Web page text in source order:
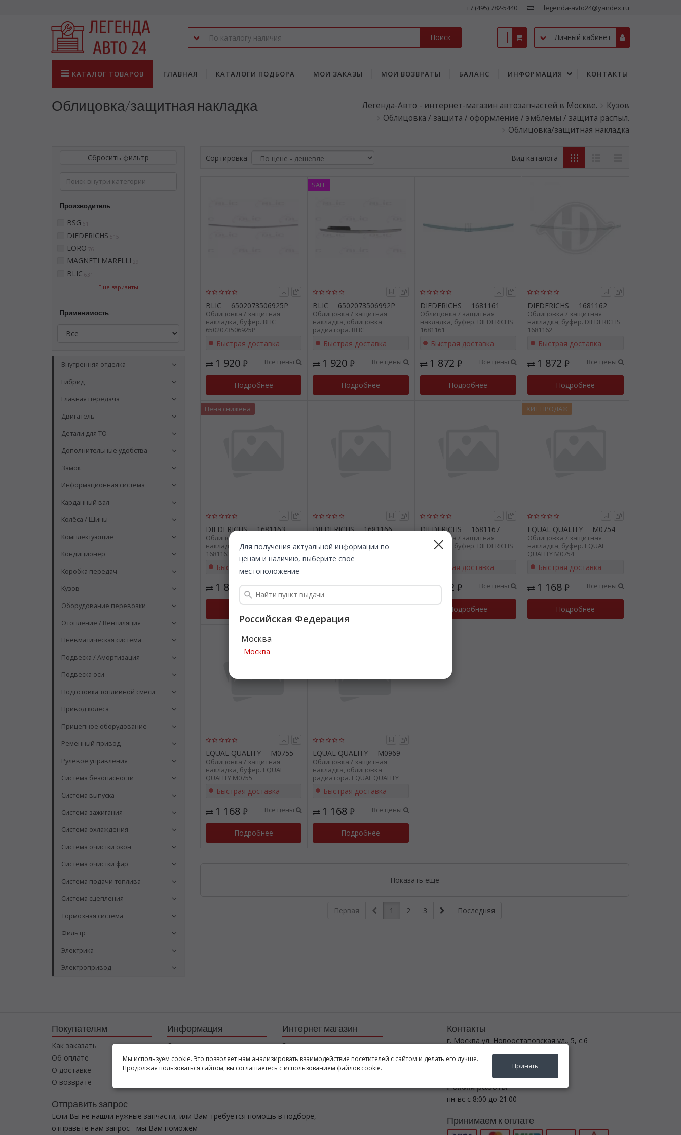
+7 (495) 782-5440 legenda-avto24@yandex.ru
Для получения актуальной информации по
ценам и наличию, выберите свое
местоположение
Российская Федерация
Москва
Москва
Поиск Личный кабинет
КАТАЛОГ ТОВАРОВ ГЛАВНАЯ КАТАЛОГИ ПОДБОРА МОИ ЗАКАЗЫ МОИ ВОЗВРАТЫ БАЛАНС ИНФОРМАЦИЯ КОНТАКТЫ
Облицовка/защитная накладка Легенда-Авто - интернет-магазин автозапчастей в Москве.
Кузов
Облицовка / защита / оформление / эмблемы / защита распыл.
Облицовка/защитная накладка
Сбросить фильтр
Производитель
BSG 61
DIEDERICHS 515
LORO 76
MAGNETI MARELLI 29
BLIC 631
Еще варианты
Применимость
Внутренняя отделка
Гибрид
Главная передача
Двигатель
Детали для ТО
Дополнительные удобства
Замок
Информационная система
Карданный вал
Колёса / Шины
Комплектующие
Кондиционер
Коробка передач
Кузов
Оборудование перевозки
Отопление / Вентиляция
Пневматическая система
Подвеска / Амортизация
Подвеска оси
Подготовка топливной смеси
Привод колеса
Прицепное оборудование
Ременный привод
Рулевое управления
Система безопасности
Система выпуска
Система зажигания
Система охлаждения
Система очистки окон
Система очистки фар
Система подачи топлива
Система сцепления
Тормозная система
Фильтр
Электрика
Электропривод
Сортировка Вид каталога
BLIC 6502073506925P
Облицовка / защитная
накладка, буфер. BLIC
6502073506925P
Быстрая доставка
1 920 ₽ Все цены
Подробнее
BLIC 6502073506992P
Облицовка / защитная
накладка, облицовка
радиатора. BLIC
SALE
Быстрая доставка
1 920₽ Все цены
Подробнее
DIEDERICHS 1681161
Облицовка / защитная
накладка, буфер. DIEDERICHS
1681161
Быстрая доставка
1 872₽ Все цены
Подробнее
DIEDERICHS 1681162
Облицовка / защитная
накладка, буфер. DIEDERICHS
1681162
Быстрая доставка
1 872₽ Все цены
Подробнее
DIEDERICHS 1681163
Облицовка / защитная
накладка, буфер. DIEDERICHS
1681163
Цена снижена
Быстрая доставка
1 872₽ Все цены
DIEDERICHS 1681166
накладка, буфер. DIEDERICHS
1681166
1 872₽ Все цены
DIEDERICHS 1681167
Облицовка / защитная
накладка, буфер. DIEDERICHS
Быстрая доставка
1 872₽ Все цены
Подробнее
EQUAL QUALITY M0754
Облицовка / защитная
накладка, буфер. EQUAL
QUALITY M0754
ХИТ ПРОДАЖ
Быстрая доставка
1 168₽ Все цены
Подробнее
EQUAL QUALITY M0755
Облицовка / защитная
накладка, буфер. EQUAL
QUALITY M0755
Быстрая доставка
1 168 ₽ Все цены
Подробнее
EQUAL QUALITY M0969
Облицовка / защитная
накладка, облицовка
радиатора. EQUAL QUALITY
Быстрая доставка
1 168₽ Все цены
Подробнее
Показать ещё
Первая 1 2 3 Последняя
Покупателям
Как заказать
Об оплате
О доставке
О возврате
Информация
О компании
Соглашение
Контакты
Интернет магазин
Заказы
Корзина
Баланс
Отправить запрос
Если Вы не нашли нужные запчасти, или Вам требуется помощь в подборе,
отправьте нам запрос - мы Вам поможем
Контакты
г. Москва ул. Новоостаповская ул., 5, с.6
+7 (495) 782-5440
legenda-avto24@yandex.ru
Режим работы
пн-вс с 8:00 до 21:00
Принимаем к оплате
Мы используем cookie. Это позволяет нам анализировать взаимодействие посетителей с сайтом и делать его лучше.
Продолжая пользоваться сайтом, вы соглашаетесь с использованием файлов cookie.
Принять